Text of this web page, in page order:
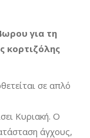
για τη
κορτιζόλης
σε απλό
Κυριακή. Ο
άγχους,